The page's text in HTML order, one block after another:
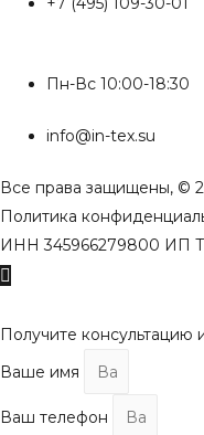
Пн-Вс 10:00-18:30
info@in-tex.su
Все права защищены, ©
Политика
ИНН 345966279800 ИП
Получите консультацию
Ваше имя
Ваш телефон